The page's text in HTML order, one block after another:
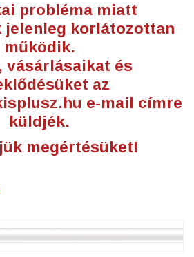
probléma miatt
jelenleg korlátozottan
működik.
vásárlásaikat és
az
e-mail címre
küldjék.
megértésüket!